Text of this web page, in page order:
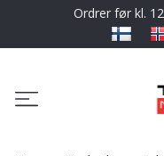
Ordrer før kl.